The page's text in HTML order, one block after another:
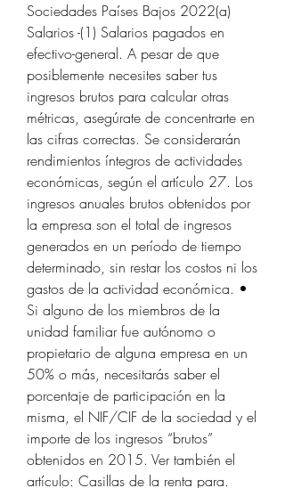
Sociedades Países Bajos 2022(a)
Salarios -(1) Salarios pagados en
efectivo-general. A pesar de que
posiblemente necesites saber tus
ingresos brutos para calcular otras
métricas, asegúrate de concentrarte en
las cifras correctas. Se considerarán
rendimientos íntegros de actividades
económicas, según el artículo 27. Los
ingresos anuales brutos obtenidos por
la empresa son el total de ingresos
generados en un período de tiempo
determinado, sin restar los costos ni los
gastos de la actividad económica. •
Si alguno de los miembros de la
unidad familiar fue autónomo o
propietario de alguna empresa en un
50% o más, necesitarás saber el
porcentaje de participación en la
misma, el NIF/CIF de la sociedad y el
importe de los ingresos “brutos”
obtenidos en 2015. Ver también el
artículo: Casillas de la renta para.